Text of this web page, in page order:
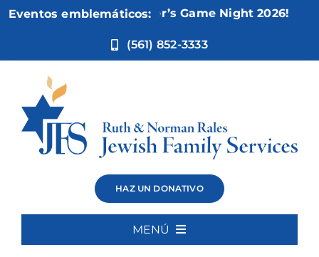
Eventos emblemáticos:
Nov 5:Not Your Mother’s Game Night 2026!
(561) 852-3333
HAZ UN DONATIVO
MENÚ
Faulk Center
Proclamation